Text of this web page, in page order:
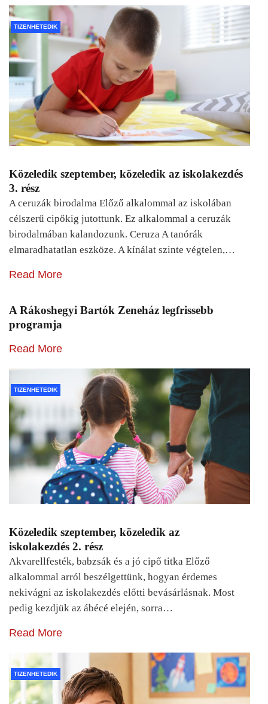
TIZENHETEDIK
Közeledik szeptember, közeledik az iskolakezdés
3. rész
A ceruzák birodalma Előző alkalommal az iskolában
célszerű cipőkig jutottunk. Ez alkalommal a ceruzák
birodalmában kalandozunk. Ceruza A tanórák
elmaradhatatlan eszköze. A kínálat szinte végtelen,…
Read More
A Rákoshegyi Bartók Zeneház legfrissebb
programja
Read More
TIZENHETEDIK
Közeledik szeptember, közeledik az
iskolakezdés 2. rész
Akvarellfesték, babzsák és a jó cipő titka Előző
alkalommal arról beszélgettünk, hogyan érdemes
nekivágni az iskolakezdés előtti bevásárlásnak. Most
pedig kezdjük az ábécé elején, sorra…
Read More
TIZENHETEDIK